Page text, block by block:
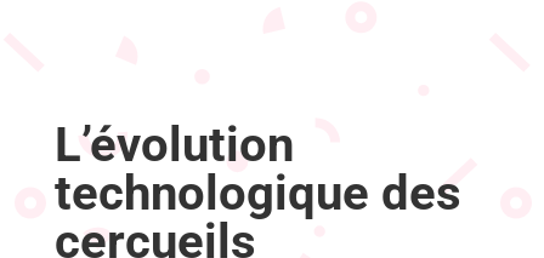
L’évolution
technologique des
cercueils